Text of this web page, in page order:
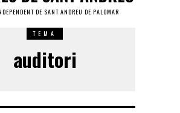
DE SANT ANDREU DE PALOMAR
TEMA
auditori